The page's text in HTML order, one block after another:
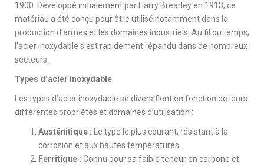
1900. Développé initialement par Harry Brearley en 1913, ce
matériau a été conçu pour être utilisé notamment dans la
production d’armes et les domaines industriels. Au fil du temps,
l’acier inoxydable s’est rapidement répandu dans de nombreux
secteurs.
Types d’acier inoxydable
Les types d’acier inoxydable se diversifient en fonction de leurs
différentes propriétés et domaines d’utilisation :
Austénitique : Le type le plus courant, résistant à la
corrosion et aux hautes températures.
Ferritique : Connu pour sa faible teneur en carbone et